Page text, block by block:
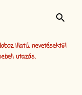
illatú, nevetésektől
utazás.